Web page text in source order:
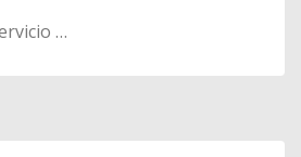
…